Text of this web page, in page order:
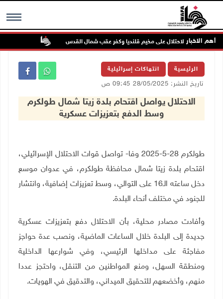
MENU أهم الاخبار
الرئيسية انتهاكات إسرائيلية
تاريخ النشر: 28/05/2025 09:45 ص
الاحتلال يواصل اقتحام بلدة زيتا شمال طولكرم
وسط الدفع بتعزيزات عسكرية
طولكرم 28-5-2025 وفا- تواصل قوات الاحتلال الإسرائيلي،
اقتحام بلدة زيتا شمال محافظة طولكرم، في عدوان موسع
دخل ساعته الـ16 على التوالي، وسط تعزيزات إضافية، وانتشار
للجنود في مختلف أنحاء البلدة.
وأفادت مصادر محلية، بأن الاحتلال دفع بتعزيزات عسكرية
جديدة إلى البلدة خلال الساعات الماضية، ونصب عدة حواجز
مفاجئة على مداخلها الرئيسي، وفي شوارعها الداخلية
ومنطقة السهل، ومنع المواطنين من التنقل، واحتجز عددا
منهم، وأخضعهم للتحقيق الميداني، والتدقيق في الهويات.